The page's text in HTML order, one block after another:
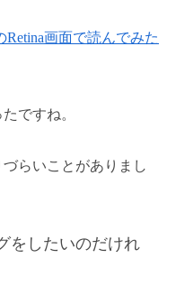
Retina画面で読んでみた
ですね。
らいことがありまし
をしたいのだけれ